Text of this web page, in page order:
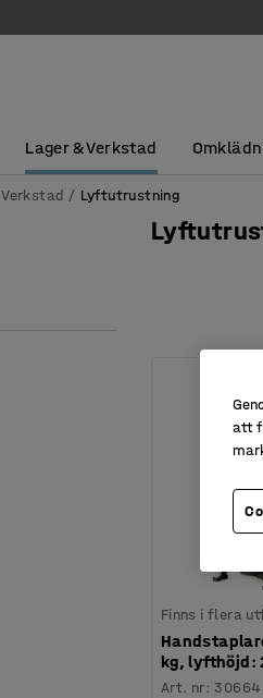
Lager & Verkstad
Verkstad Lyftutrustning
Finns i flera
kg, lyfthöjd:
Art. nr:30664
att